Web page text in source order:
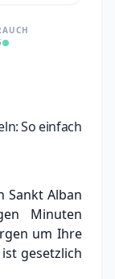
So einfach
Sankt Alban
Minuten
um Ihre
gesetzlich